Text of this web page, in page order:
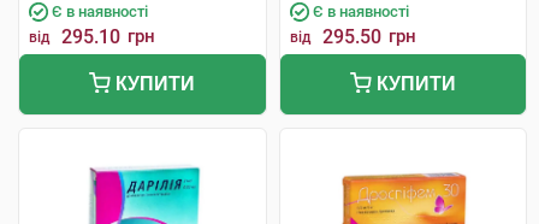
Є в наявності
від 295.10 грн
КУПИТИ
Є в наявності
від 295.50 грн
КУПИТИ